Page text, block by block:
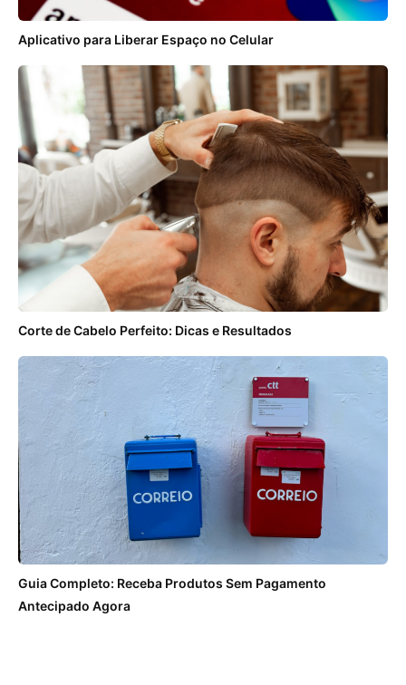
Aplicativo para Liberar Espaço no Celular
Corte de Cabelo Perfeito: Dicas e Resultados
Guia Completo: Receba Produtos Sem Pagamento
Antecipado Agora